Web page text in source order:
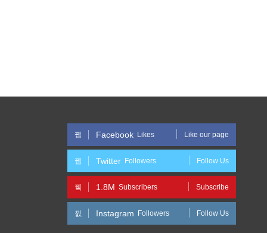
Facebook Likes Like our page
Twitter Followers Follow Us
1.8M Subscribers Subscribe
Instagram Followers Follow Us